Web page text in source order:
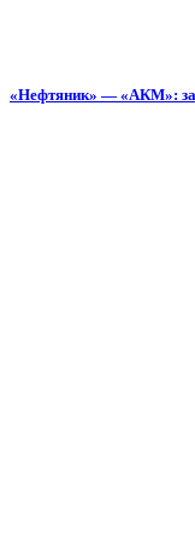
«Нефтяник» — «АКМ»: